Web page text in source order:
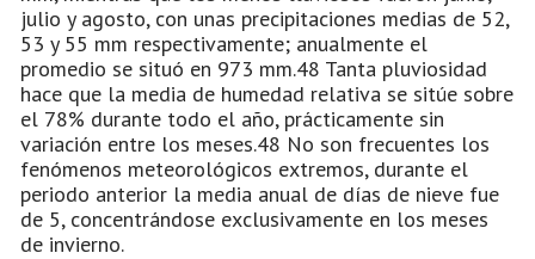
julio y agosto, con unas precipitaciones medias de 52,
53 y 55 mm respectivamente; anualmente el
promedio se situó en 973 mm.48 Tanta pluviosidad
hace que la media de humedad relativa se sitúe sobre
el 78% durante todo el año, prácticamente sin
variación entre los meses.48 No son frecuentes los
fenómenos meteorológicos extremos, durante el
periodo anterior la media anual de días de nieve fue
de 5, concentrándose exclusivamente en los meses
de invierno.